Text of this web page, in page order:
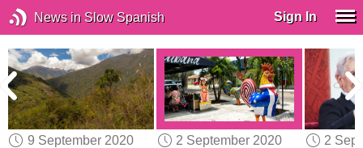
News in Slow Spanish Sign In
9 September 2020
2 September 2020
2